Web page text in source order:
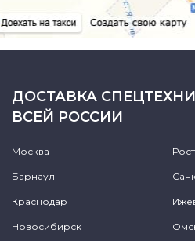
ДОСТАВКА
ВСЕЙ РОССИИ
Москва
Барнаул
Краснодар
Новосибирск